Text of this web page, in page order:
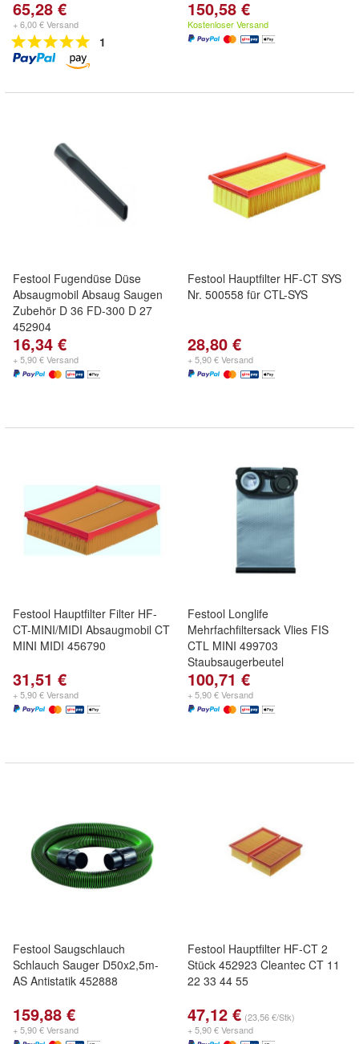
65,28 €
+ 6,00 € Versand
1
150,58 €
Kostenloser Versand
Festool Fugendüse Düse
Absaugmobil Absaug Saugen
Zubehör D 36 FD-300 D 27
452904
16,34 €
+ 5,90 € Versand
Festool Hauptfilter HF-CT SYS
Nr. 500558 für CTL-SYS
28,80 €
+ 5,90 € Versand
Festool Hauptfilter Filter HF-
CT-MINI/MIDI Absaugmobil CT
MINI MIDI 456790
31,51 €
+ 5,90 € Versand
Festool Longlife
Mehrfachfiltersack Vlies FIS
CTL MINI 499703
Staubsaugerbeutel
100,71 €
+ 5,90 € Versand
Festool Saugschlauch
Schlauch Sauger D50x2,5m-
AS Antistatik 452888
159,88 €
+ 5,90 € Versand
Festool Hauptfilter HF-CT 2
Stück 452923 Cleantec CT 11
22 33 44 55
47,12 € (23,56 €/Stk)
+ 5,90 € Versand